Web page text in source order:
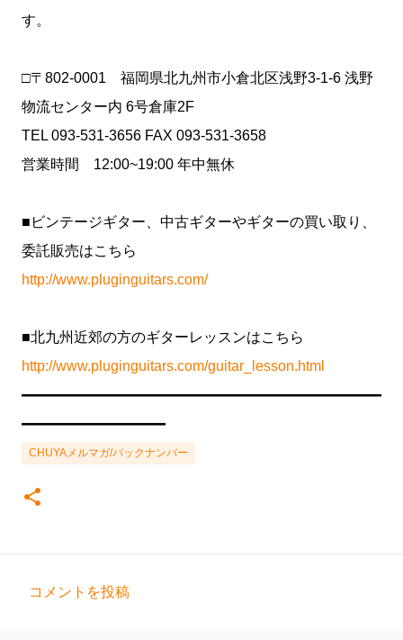
す。
□〒802-0001 福岡県北九州市小倉北区浅野3-1-6 浅野
物流センター内 6号倉庫2F
TEL 093-531-3656 FAX 093-531-3658
営業時間 12:00~19:00 年中無休
■ビンテージギター、中古ギターやギターの買い取り、
委託販売はこちら
http://www.pluginguitars.com/
■北九州近郊の方のギターレッスンはこちら
http://www.pluginguitars.com/guitar_lesson.html
━━━━━━━━━━━━━━━━━━━━━━━━━
━━━━━━━━━━
CHUYAメルマガ/バックナンバー
コメントを投稿